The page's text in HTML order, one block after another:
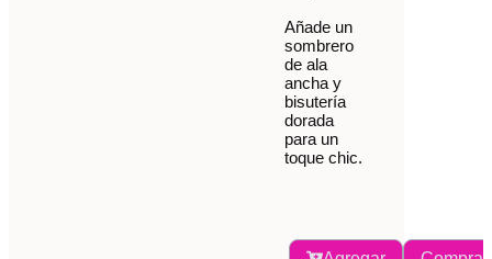
Añade un
sombrero
de ala
ancha y
bisutería
dorada
para un
toque chic.